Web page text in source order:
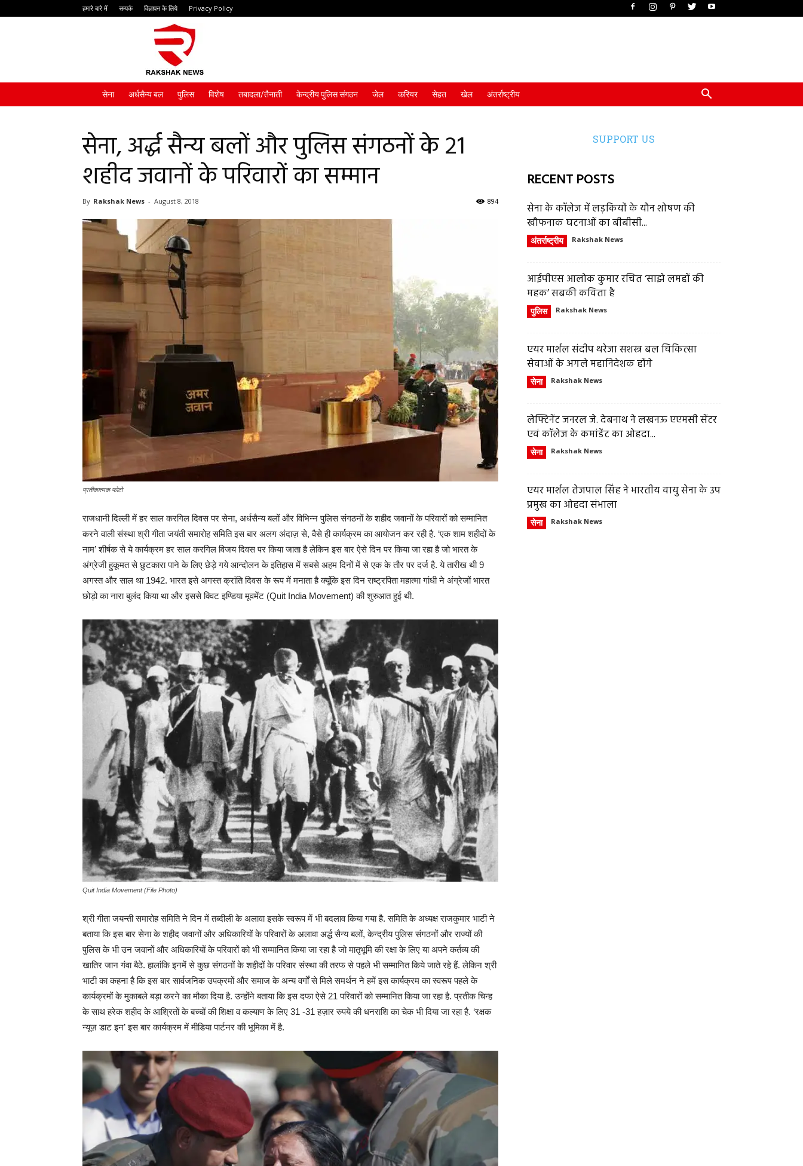
हमारे बारे में सम्पर्क विज्ञापन के लिये Privacy Policy
सेना अर्धसैन्य बल पुलिस विशेष तबादला/तैनाती केन्द्रीय पुलिस संगठन जेल करियर सेहत खेल अंतर्राष्ट्रीय
सेना, अर्द्ध सैन्य बलों और पुलिस संगठनों के 21
शहीद जवानों के परिवारों का सम्मान
By Rakshak News - August 8, 2018 894
प्रतीकात्मक फोटो
राजधानी दिल्ली में हर साल करगिल दिवस पर सेना, अर्धसैन्य बलों और विभिन्न पुलिस संगठनों के शहीद जवानों के परिवारों को सम्मानित
करने वाली संस्था श्री गीता जयंती समारोह समिति इस बार अलग अंदाज़ से, वैसे ही कार्यक्रम का आयोजन कर रही है. ‘एक शाम शहीदों के
नाम’ शीर्षक से ये कार्यक्रम हर साल करगिल विजय दिवस पर किया जाता है लेकिन इस बार ऐसे दिन पर किया जा रहा है जो भारत के
अंग्रेजी हुकूमत से छुटकारा पाने के लिए छेड़े गये आन्दोलन के इतिहास में सबसे अहम दिनों में से एक के तौर पर दर्ज है. ये तारीख थी 9
अगस्त और साल था 1942. भारत इसे अगस्त क्रांति दिवस के रूप में मनाता है क्यूंकि इस दिन राष्ट्रपिता महात्मा गांधी ने अंग्रेजों भारत
छोड़ो का नारा बुलंद किया था और इससे क्विट इण्डिया मूवमेंट (Quit India Movement) की शुरुआत हुई थी.
Quit India Movement (File Photo)
श्री गीता जयन्ती समारोह समिति ने दिन में तब्दीली के अलावा इसके स्वरूप में भी बदलाव किया गया है. समिति के अध्यक्ष राजकुमार भाटी ने
बताया कि इस बार सेना के शहीद जवानों और अधिकारियों के परिवारों के अलावा अर्द्ध सैन्य बलों, केन्द्रीय पुलिस संगठनों और राज्यों की
पुलिस के भी उन जवानों और अधिकारियों के परिवारों को भी सम्मानित किया जा रहा है जो मातृभूमि की रक्षा के लिए या अपने कर्तव्य की
खातिर जान गंवा बैठे. हालांकि इनमें से कुछ संगठनों के शहीदों के परिवार संस्था की तरफ से पहले भी सम्मानित किये जाते रहे हैं. लेकिन श्री
भाटी का कहना है कि इस बार सार्वजनिक उपक्रमों और समाज के अन्य वर्गों से मिले समर्थन ने हमें इस कार्यक्रम का स्वरूप पहले के
कार्यक्रमों के मुकाबले बड़ा करने का मौका दिया है. उन्होंने बताया कि इस दफा ऐसे 21 परिवारों को सम्मानित किया जा रहा है. प्रतीक चिन्ह
के साथ हरेक शहीद के आश्रितों के बच्चों की शिक्षा व कल्याण के लिए 31 -31 हज़ार रुपये की धनराशि का चेक भी दिया जा रहा है. ‘रक्षक
न्यूज़ डाट इन’ इस बार कार्यक्रम में मीडिया पार्टनर की भूमिका में है.
SUPPORT US
RECENT POSTS
सेना के कॉलेज में लड़कियों के यौन शोषण की
खौफनाक घटनाओं का बीबीसी...
अंतर्राष्ट्रीय Rakshak News
आईपीएस आलोक कुमार रचित ‘साझे लमहों की
महक’ सबकी कविता है
पुलिस Rakshak News
एयर मार्शल संदीप थरेजा सशस्त्र बल चिकित्सा
सेवाओं के अगले महानिदेशक होंगे
सेना Rakshak News
लेफ्टिनेंट जनरल जे. देबनाथ ने लखनऊ एएमसी सेंटर
एवं कॉलेज के कमांडेंट का ओहदा...
सेना Rakshak News
एयर मार्शल तेजपाल सिंह ने भारतीय वायु सेना के उप
प्रमुख का ओहदा संभाला
सेना Rakshak News